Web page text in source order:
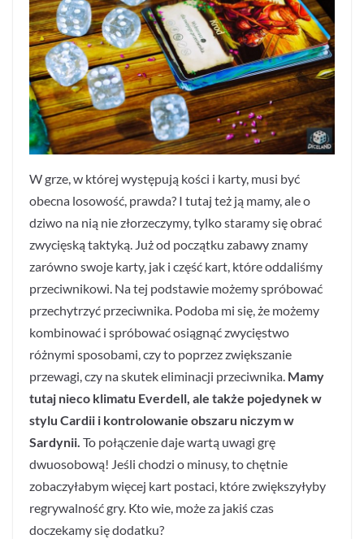
W grze, w której występują kości i karty, musi być
obecna losowość, prawda? I tutaj też ją mamy, ale o
dziwo na nią nie złorzeczymy, tylko staramy się obrać
zwycięską taktyką. Już od początku zabawy znamy
zarówno swoje karty, jak i część kart, które oddaliśmy
przeciwnikowi. Na tej podstawie możemy spróbować
przechytrzyć przeciwnika. Podoba mi się, że możemy
kombinować i spróbować osiągnąć zwycięstwo
różnymi sposobami, czy to poprzez zwiększanie
przewagi, czy na skutek eliminacji przeciwnika. Mamy
tutaj nieco klimatu Everdell, ale także pojedynek w
stylu Cardii i kontrolowanie obszaru niczym w
Sardynii. To połączenie daje wartą uwagi grę
dwuosobową! Jeśli chodzi o minusy, to chętnie
zobaczyłabym więcej kart postaci, które zwiększyłyby
regrywalność gry. Kto wie, może za jakiś czas
doczekamy się dodatku?